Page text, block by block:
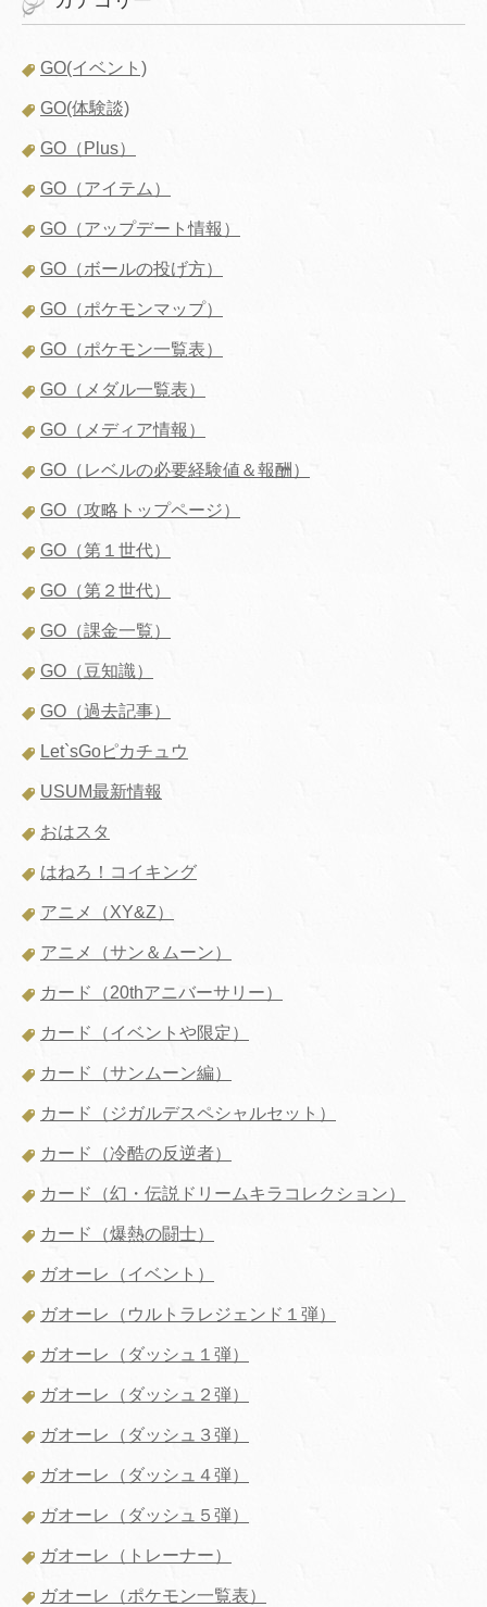
GO(イベント)
GO(体験談)
GO（Plus）
GO（アイテム）
GO（アップデート情報）
GO（ボールの投げ方）
GO（ポケモンマップ）
GO（ポケモン一覧表）
GO（メダル一覧表）
GO（メディア情報）
GO（レベルの必要経験値＆報酬）
GO（攻略トップページ）
GO（第１世代）
GO（第２世代）
GO（課金一覧）
GO（豆知識）
GO（過去記事）
Let`sGoピカチュウ
USUM最新情報
おはスタ
はねろ！コイキング
アニメ（XY&Z）
アニメ（サン＆ムーン）
カード（20thアニバーサリー）
カード（イベントや限定）
カード（サンムーン編）
カード（ジガルデスペシャルセット）
カード（冷酷の反逆者）
カード（幻・伝説ドリームキラコレクション）
カード（爆熱の闘士）
ガオーレ（イベント）
ガオーレ（ウルトラレジェンド１弾）
ガオーレ（ダッシュ１弾）
ガオーレ（ダッシュ２弾）
ガオーレ（ダッシュ３弾）
ガオーレ（ダッシュ４弾）
ガオーレ（ダッシュ５弾）
ガオーレ（トレーナー）
ガオーレ（ポケモン一覧表）